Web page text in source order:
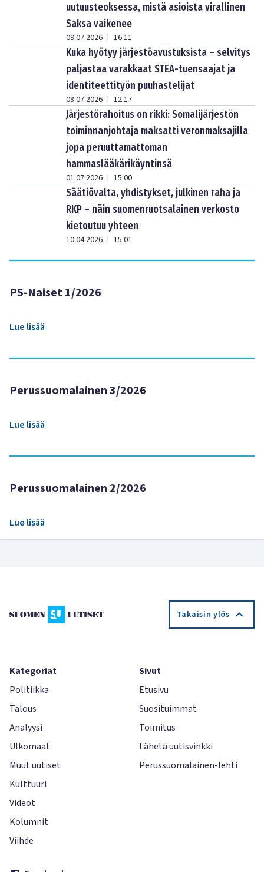
uutuusteoksessa, mistä asioista virallinen
Saksa vaikenee
09.07.2026 | 16:11
Kuka hyötyy järjestöavustuksista – selvitys
paljastaa varakkaat STEA-tuensaajat ja
identiteettityön puuhastelijat
08.07.2026 | 12:17
Järjestörahoitus on rikki: Somalijärjestön
toiminnanjohtaja maksatti veronmaksajilla
jopa peruuttamattoman
hammaslääkärikäyntinsä
01.07.2026 | 15:00
Säätiövalta, yhdistykset, julkinen raha ja
RKP – näin suomenruotsalainen verkosto
kietoutuu yhteen
10.04.2026 | 15:01
PS-Naiset 1/2026
Lue lisää
Perussuomalainen 3/2026
Lue lisää
Perussuomalainen 2/2026
Lue lisää
Takaisin ylös
Kategoriat
Politiikka
Talous
Analyysi
Ulkomaat
Muut uutiset
Kulttuuri
Videot
Kolumnit
Viihde
Sivut
Etusivu
Suosituimmat
Toimitus
Lähetä uutisvinkki
Perussuomalainen-lehti